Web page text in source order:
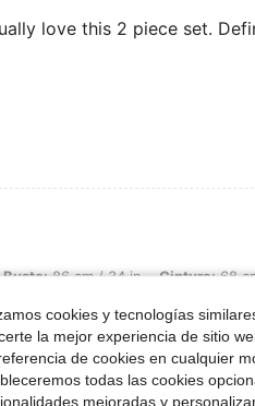
love this 2 piece set.
/ 34 in, Cintura: 68 cm / 27 in,
Busto:86 cm / 34 in Cintura:68
I love
cookies y tecnologías
la mejor experiencia de sitio
de cookies en cualquier
todas las cookies
mejoradas y